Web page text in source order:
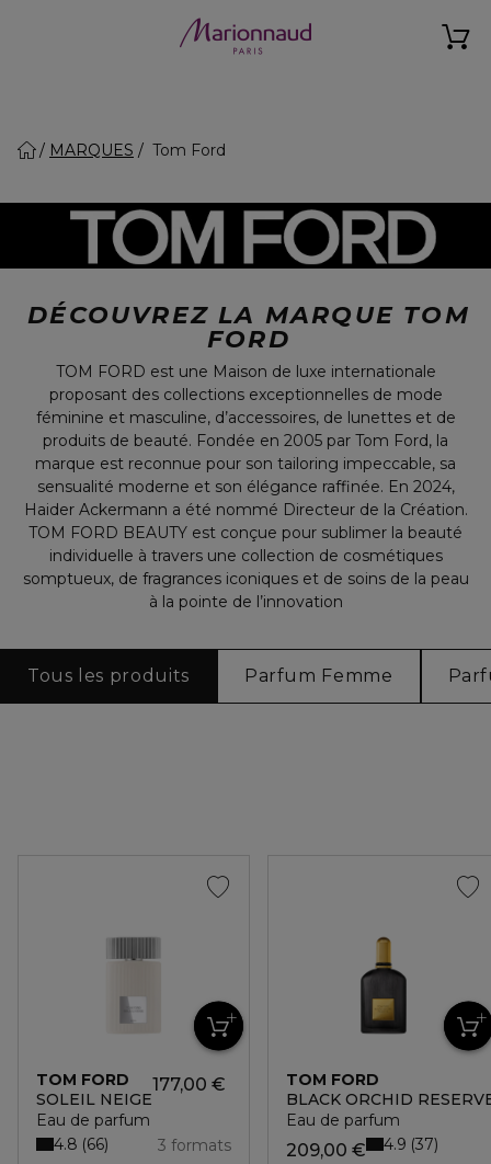
MARQUES Tom Ford
DÉCOUVREZ LA MARQUE TOM
FORD
TOM FORD est une Maison de luxe internationale
proposant des collections exceptionnelles de mode
féminine et masculine, d’accessoires, de lunettes et de
produits de beauté. Fondée en 2005 par Tom Ford, la
marque est reconnue pour son tailoring impeccable, sa
sensualité moderne et son élégance raffinée. En 2024,
Haider Ackermann a été nommé Directeur de la Création.
TOM FORD BEAUTY est conçue pour sublimer la beauté
individuelle à travers une collection de cosmétiques
somptueux, de fragrances iconiques et de soins de la peau
à la pointe de l’innovation
Tous les produits Parfum Femme
TOM FORD
SOLEIL NEIGE
Eau de parfum
177,00 €
3 formats
4.8 66
TOM FORD
BLACK ORCHID
Eau de parfum
209,00 € 4.9 37